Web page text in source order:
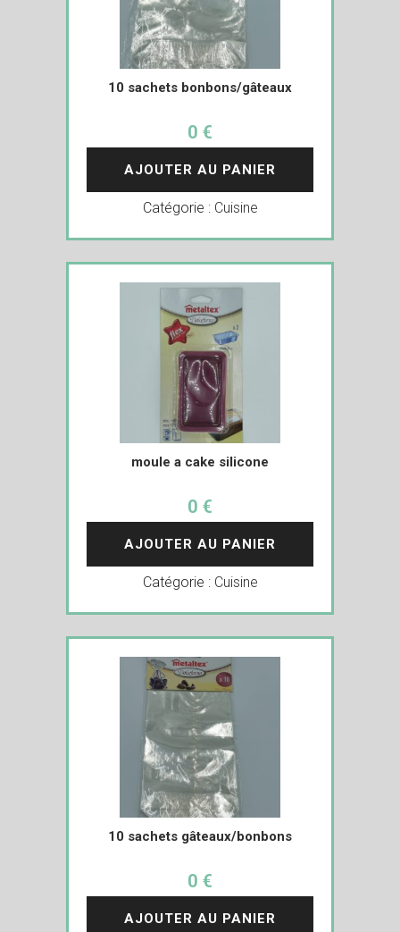
10 sachets bonbons/gâteaux
0 €
AJOUTER AU PANIER
Catégorie : Cuisine
moule a cake silicone
0 €
AJOUTER AU PANIER
Catégorie : Cuisine
10 sachets gâteaux/bonbons
0 €
AJOUTER AU PANIER